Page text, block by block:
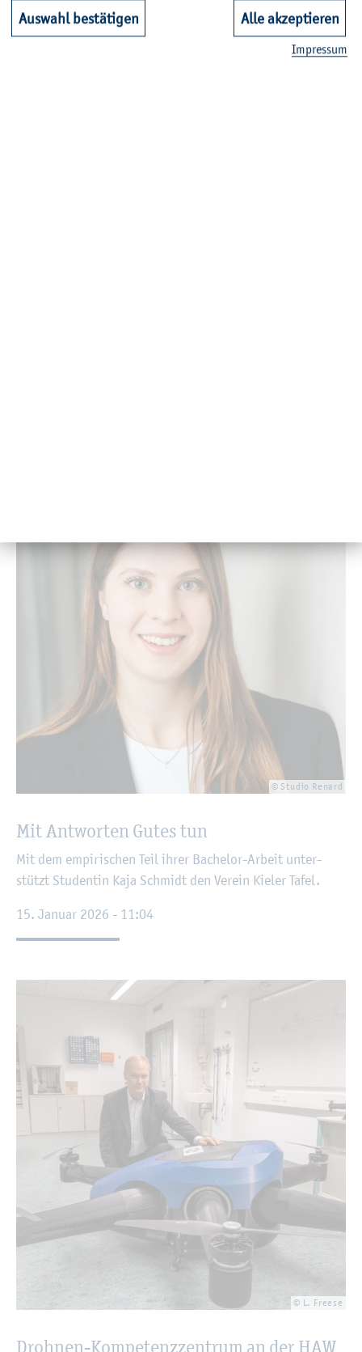
© Stu­dio Renard
Mit Ant­wor­ten Gutes tun
Mit dem em­pi­ri­schen Teil ihrer Ba­che­lor-Ar­beit un­ter­
stützt Stu­den­tin Kaja Schmidt den Ver­ein Kie­ler Tafel.
15. Ja­nu­ar 2026 - 11:04
© L. Free­se
Droh­nen-Kom­pe­tenz­zen­trum an der HAW
Auswahl bestätigen Alle akzeptieren
Im­pres­sum